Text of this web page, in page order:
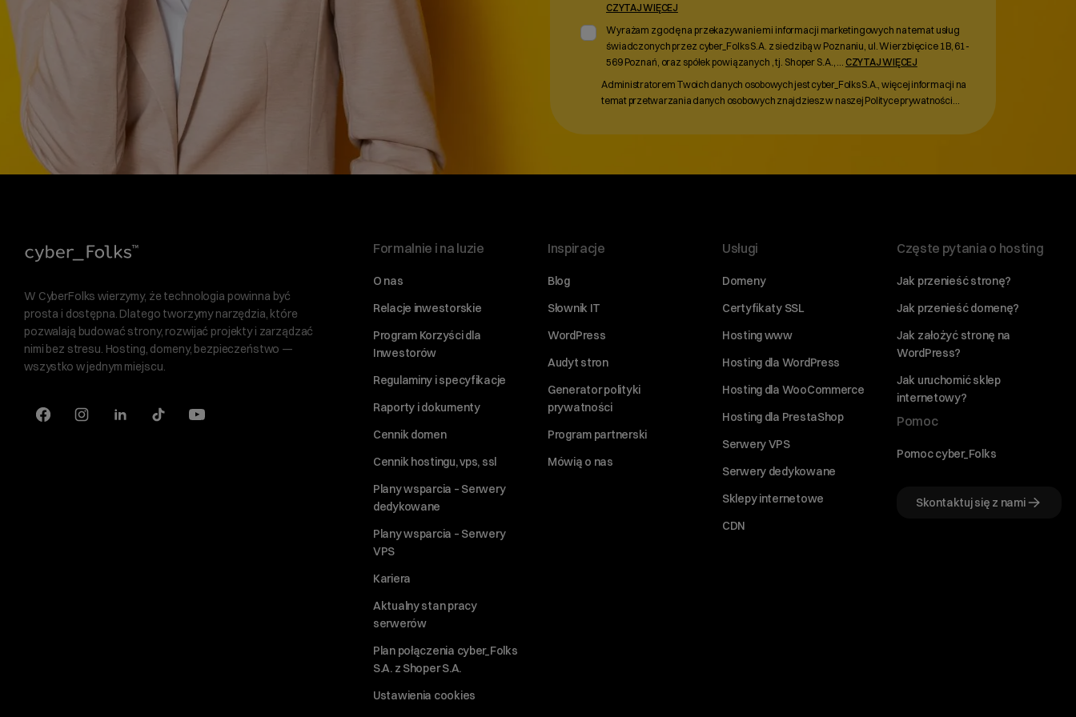
CZYTAJ WIĘCEJ
Wyrażam zgodę na przekazywanie mi informacji marketingowych na temat usług
świadczonych przez cyber_Folks S.A. z siedzibą w Poznaniu, ul. Wierzbięcice 1B, 61-
569 Poznań, oraz spółek powiązanych , tj. Shoper S.A., ... CZYTAJ WIĘCEJ
Administratorem Twoich danych osobowych jest cyber_Folks S.A., więcej informacji na
temat przetwarzania danych osobowych znajdziesz w naszej Polityce prywatności…
W CyberFolks wierzymy, że technologia powinna być
prosta i dostępna. Dlatego tworzymy narzędzia, które
pozwalają budować strony, rozwijać projekty i zarządzać
nimi bez stresu. Hosting, domeny, bezpieczeństwo —
wszystko w jednym miejscu.
Formalnie i na luzie
O nas
Relacje inwestorskie
Program Korzyści dla
Inwestorów
Regulaminy i specyfikacje
Raporty i dokumenty
Cennik domen
Cennik hostingu, vps, ssl
Plany wsparcia – Serwery
dedykowane
Plany wsparcia – Serwery
VPS
Kariera
Aktualny stan pracy
serwerów
Plan połączenia cyber_Folks
S.A. z Shoper S.A.
Ustawienia cookies
Inspiracje
Blog
Słownik IT
WordPress
Audyt stron
Generator polityki
prywatności
Program partnerski
Mówią o nas
Usługi
Domeny
Certyfikaty SSL
Hosting www
Hosting dla WordPress
Hosting dla WooCommerce
Hosting dla PrestaShop
Serwery VPS
Serwery dedykowane
Sklepy internetowe
CDN
Częste pytania o hosting
Jak przenieść stronę?
Jak przenieść domenę?
Jak założyć stronę na
WordPress?
Jak uruchomić sklep
internetowy?
Pomoc
Pomoc cyber_Folks
Skontaktuj się z nami